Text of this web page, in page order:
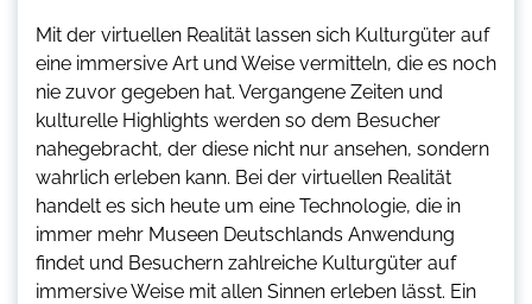
Mit der virtuellen Realität lassen sich Kulturgüter auf
eine immersive Art und Weise vermitteln, die es noch
nie zuvor gegeben hat. Vergangene Zeiten und
kulturelle Highlights werden so dem Besucher
nahegebracht, der diese nicht nur ansehen, sondern
wahrlich erleben kann. Bei der virtuellen Realität
handelt es sich heute um eine Technologie, die in
immer mehr Museen Deutschlands Anwendung
findet und Besuchern zahlreiche Kulturgüter auf
immersive Weise mit allen Sinnen erleben lässt. Ein